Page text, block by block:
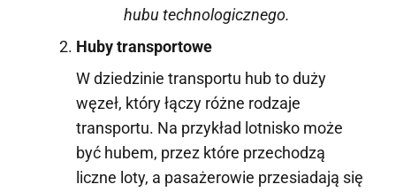
hubu technologicznego.
Huby transportowe
W dziedzinie transportu hub to duży
węzeł, który łączy różne rodzaje
transportu. Na przykład lotnisko może
być hubem, przez które przechodzą
liczne loty, a pasażerowie przesiadają się